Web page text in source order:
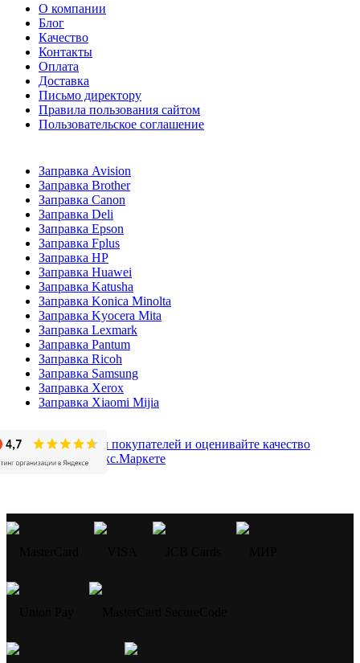
О компании
Блог
Качество
Контакты
Оплата
Доставка
Письмо директору
Правила пользования сайтом
Пользовательское соглашение
Заправка Avision
Заправка Brother
Заправка Canon
Заправка Deli
Заправка Epson
Заправка Fplus
Заправка HP
Заправка Huawei
Заправка Katusha
Заправка Konica Minolta
Заправка Kyocera Mita
Заправка Lexmark
Заправка Pantum
Заправка Ricoh
Заправка Samsung
Заправка Xerox
Заправка Xiaomi Mijia